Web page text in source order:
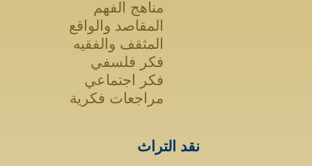
مناهج الفهم
المقاصد والواقع
المثقف والفقيه
فكر فلسفي
فكر اجتماعي
مراجعات فكرية
نقد التراث